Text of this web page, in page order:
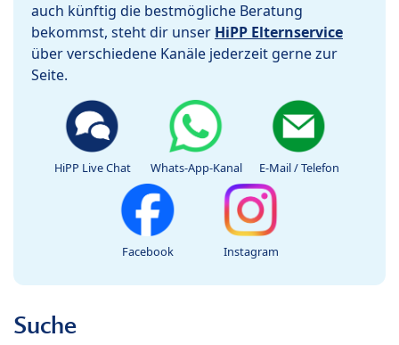
auch künftig die bestmögliche Beratung
bekommst, steht dir unser HiPP Elternservice
über verschiedene Kanäle jederzeit gerne zur
Seite.
HiPP Live Chat Whats-App-Kanal E-Mail / Telefon
Facebook Instagram
Suche